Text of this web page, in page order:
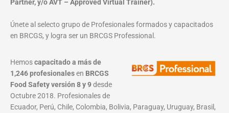
Partner, y/o AVT – Approved Virtual Trainer).
Únete al selecto grupo de Profesionales formados y capacitados
en BRCGS, y logra ser un BRCGS Professional.
Hemoscapacitado a más de
1,246 profesionalesen BRCGS
Food Safety versión 8 y 9desde
Octubre 2018. Profesionales de
Ecuador, Perú, Chile, Colombia, Bolivia, Paraguay, Uruguay, Brasil,